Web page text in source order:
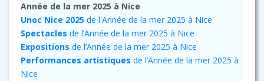
Année de la mer 2025 à Nice
Unoc Nice 2025 de l'Année de la mer 2025 à Nice
Spectacles de l’Année de la mer 2025 à Nice
Expositions de l’Année de la mer 2025 à Nice
Performances artistiques de l’Année de la mer 2025 à
Nice